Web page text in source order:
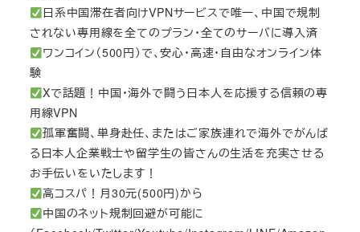
日系中国滞在者向けVPNサービスで唯一、中国で規制
されない専用線を全てのプラン・全てのサーバに導入済
ワンコイン（500円）で、安心・高速・自由なオンライン体
験
Xで話題！中国・海外で闘う日本人を応援する信頼の専
用線VPN
孤軍奮闘、単身赴任、またはご家族連れで海外でがんば
る日本人企業戦士や留学生の皆さんの生活を充実させる
お手伝いをいたします！
高コスパ！月30元(500円)から
中国のネット規制回避が可能に